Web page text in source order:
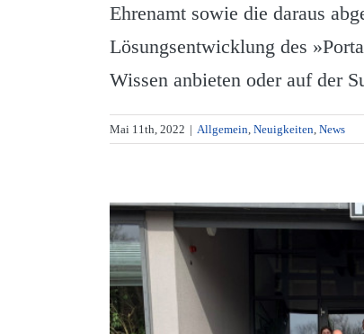
Ehrenamt sowie die daraus
Lösungsentwicklung des
Wissen anbieten oder auf der
Mai 11th, 2022 | Allgemein Neuigkeiten News